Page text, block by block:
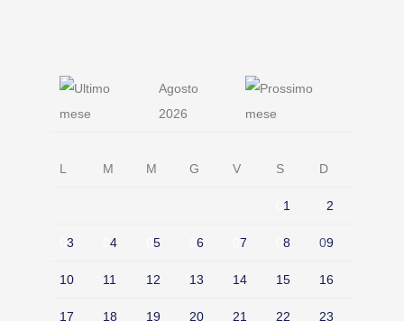
Agosto
2026
L M M G V S D
1 2
3 4 5 6 7 8 09
10 11 12 13 14 15 16
17 18 19 20 21 22 23